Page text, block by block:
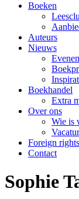
Boeken
Auteurs
Nieuws
Boekhandel
Extra
Over ons
Wie is
Foreign rights
Contact
Sophie